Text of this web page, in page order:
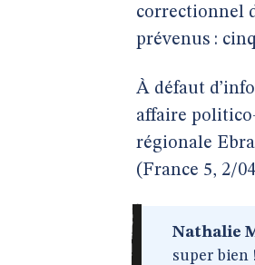
correctionnel
prévenus :
À défaut
affaire
régionale
(France 5, 2/
Nathalie
super bien